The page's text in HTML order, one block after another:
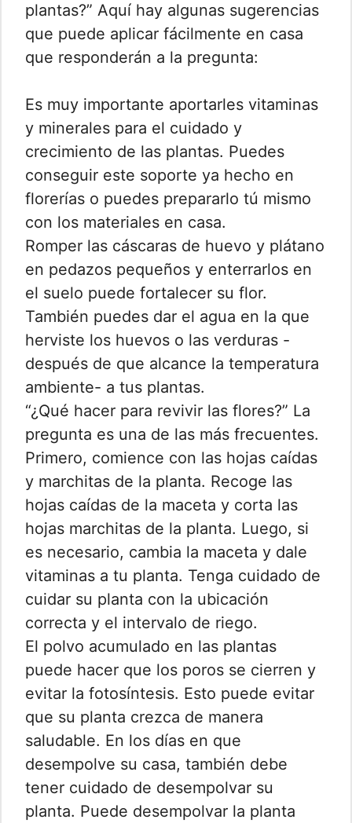
plantas?” Aquí hay algunas sugerencias
que puede aplicar fácilmente en casa
que responderán a la pregunta:
Es muy importante aportarles vitaminas
y minerales para el cuidado y
crecimiento de las plantas. Puedes
conseguir este soporte ya hecho en
florerías o puedes prepararlo tú mismo
con los materiales en casa.
Romper las cáscaras de huevo y plátano
en pedazos pequeños y enterrarlos en
el suelo puede fortalecer su flor.
También puedes dar el agua en la que
herviste los huevos o las verduras -
después de que alcance la temperatura
ambiente- a tus plantas.
“¿Qué hacer para revivir las flores?” La
pregunta es una de las más frecuentes.
Primero, comience con las hojas caídas
y marchitas de la planta. Recoge las
hojas caídas de la maceta y corta las
hojas marchitas de la planta. Luego, si
es necesario, cambia la maceta y dale
vitaminas a tu planta. Tenga cuidado de
cuidar su planta con la ubicación
correcta y el intervalo de riego.
El polvo acumulado en las plantas
puede hacer que los poros se cierren y
evitar la fotosíntesis. Esto puede evitar
que su planta crezca de manera
saludable. En los días en que
desempolve su casa, también debe
tener cuidado de desempolvar su
planta. Puede desempolvar la planta